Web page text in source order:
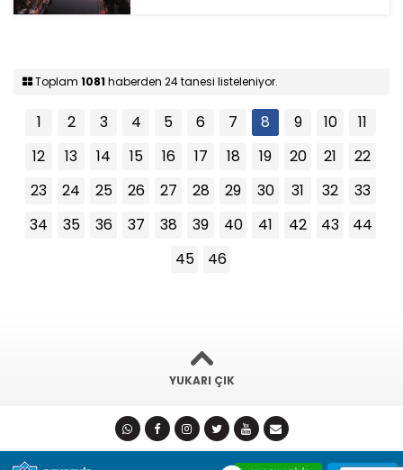
Toplam 1081 haberden 24 tanesi listeleniyor.
1 2 3 4 5 6 7 8 9 10
11
12
13 14 15 16 17 18 19 20 21
22
23
24 25 26 27 28 29 30 31 32
33
34
35 36 37 38 39 40 41 42 43
44
45
46
YUKARI ÇIK